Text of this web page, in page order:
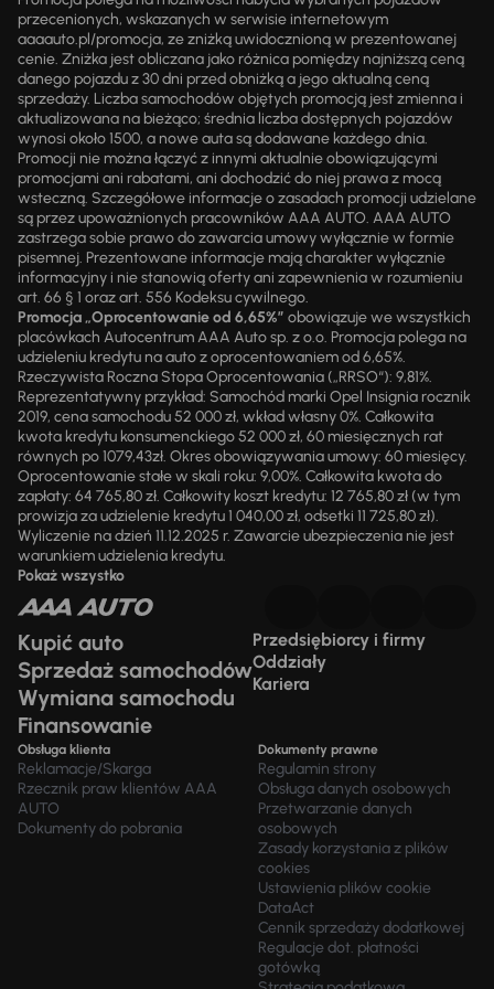
przecenionych, wskazanych w serwisie internetowym
aaaauto.pl/promocja, ze zniżką uwidocznioną w prezentowanej
cenie. Zniżka jest obliczana jako różnica pomiędzy najniższą ceną
danego pojazdu z 30 dni przed obniżką a jego aktualną ceną
sprzedaży. Liczba samochodów objętych promocją jest zmienna i
aktualizowana na bieżąco; średnia liczba dostępnych pojazdów
wynosi około 1500, a nowe auta są dodawane każdego dnia.
Promocji nie można łączyć z innymi aktualnie obowiązującymi
promocjami ani rabatami, ani dochodzić do niej prawa z mocą
wsteczną. Szczegółowe informacje o zasadach promocji udzielane
są przez upoważnionych pracowników AAA AUTO. AAA AUTO
zastrzega sobie prawo do zawarcia umowy wyłącznie w formie
pisemnej. Prezentowane informacje mają charakter wyłącznie
informacyjny i nie stanowią oferty ani zapewnienia w rozumieniu
art. 66 § 1 oraz art. 556 Kodeksu cywilnego.
Promocja „Oprocentowanie od 6,65%” obowiązuje we wszystkich
placówkach Autocentrum AAA Auto sp. z o.o. Promocja polega na
udzieleniu kredytu na auto z oprocentowaniem od 6,65%.
Rzeczywista Roczna Stopa Oprocentowania („RRSO“): 9,81%.
Reprezentatywny przykład: Samochód marki Opel Insignia rocznik
2019, cena samochodu 52 000 zł, wkład własny 0%. Całkowita
kwota kredytu konsumenckiego 52 000 zł, 60 miesięcznych rat
równych po 1079,43zł. Okres obowiązywania umowy: 60 miesięcy.
Oprocentowanie stałe w skali roku: 9,00%. Całkowita kwota do
zapłaty: 64 765,80 zł. Całkowity koszt kredytu: 12 765,80 zł (w tym
prowizja za udzielenie kredytu 1 040,00 zł, odsetki 11 725,80 zł).
Wyliczenie na dzień 11.12.2025 r. Zawarcie ubezpieczenia nie jest
warunkiem udzielenia kredytu.
Pokaż wszystko
Kupić auto
Sprzedaż samochodów
Wymiana samochodu
Finansowanie
Przedsiębiorcy i firmy
Oddziały
Kariera
Obsługa klienta
Reklamacje/Skarga
Rzecznik praw klientów AAA
AUTO
Dokumenty do pobrania
Dokumenty prawne
Regulamin strony
Obsługa danych osobowych
Przetwarzanie danych
osobowych
Zasady korzystania z plików
cookies
Ustawienia plików cookie
DataAct
Cennik sprzedaży dodatkowej
Regulacje dot. płatności
gotówką